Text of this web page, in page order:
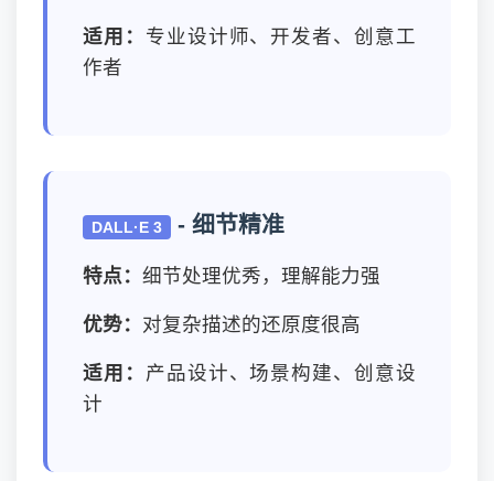
适用： 专业设计师、开发者、创意工
作者
DALL·E 3 - 细节精准
特点： 细节处理优秀，理解能力强
优势： 对复杂描述的还原度很高
适用： 产品设计、场景构建、创意设
计